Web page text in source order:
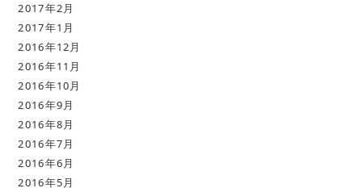
2017年2月
2017年1月
2016年12月
2016年11月
2016年10月
2016年9月
2016年8月
2016年7月
2016年6月
2016年5月